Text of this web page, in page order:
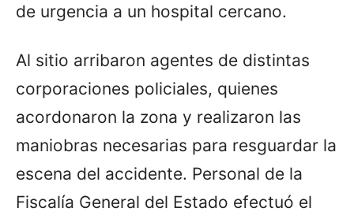
de urgencia a un hospital cercano.
Al sitio arribaron agentes de distintas
corporaciones policiales, quienes
acordonaron la zona y realizaron las
maniobras necesarias para resguardar la
escena del accidente. Personal de la
Fiscalía General del Estado efectuó el